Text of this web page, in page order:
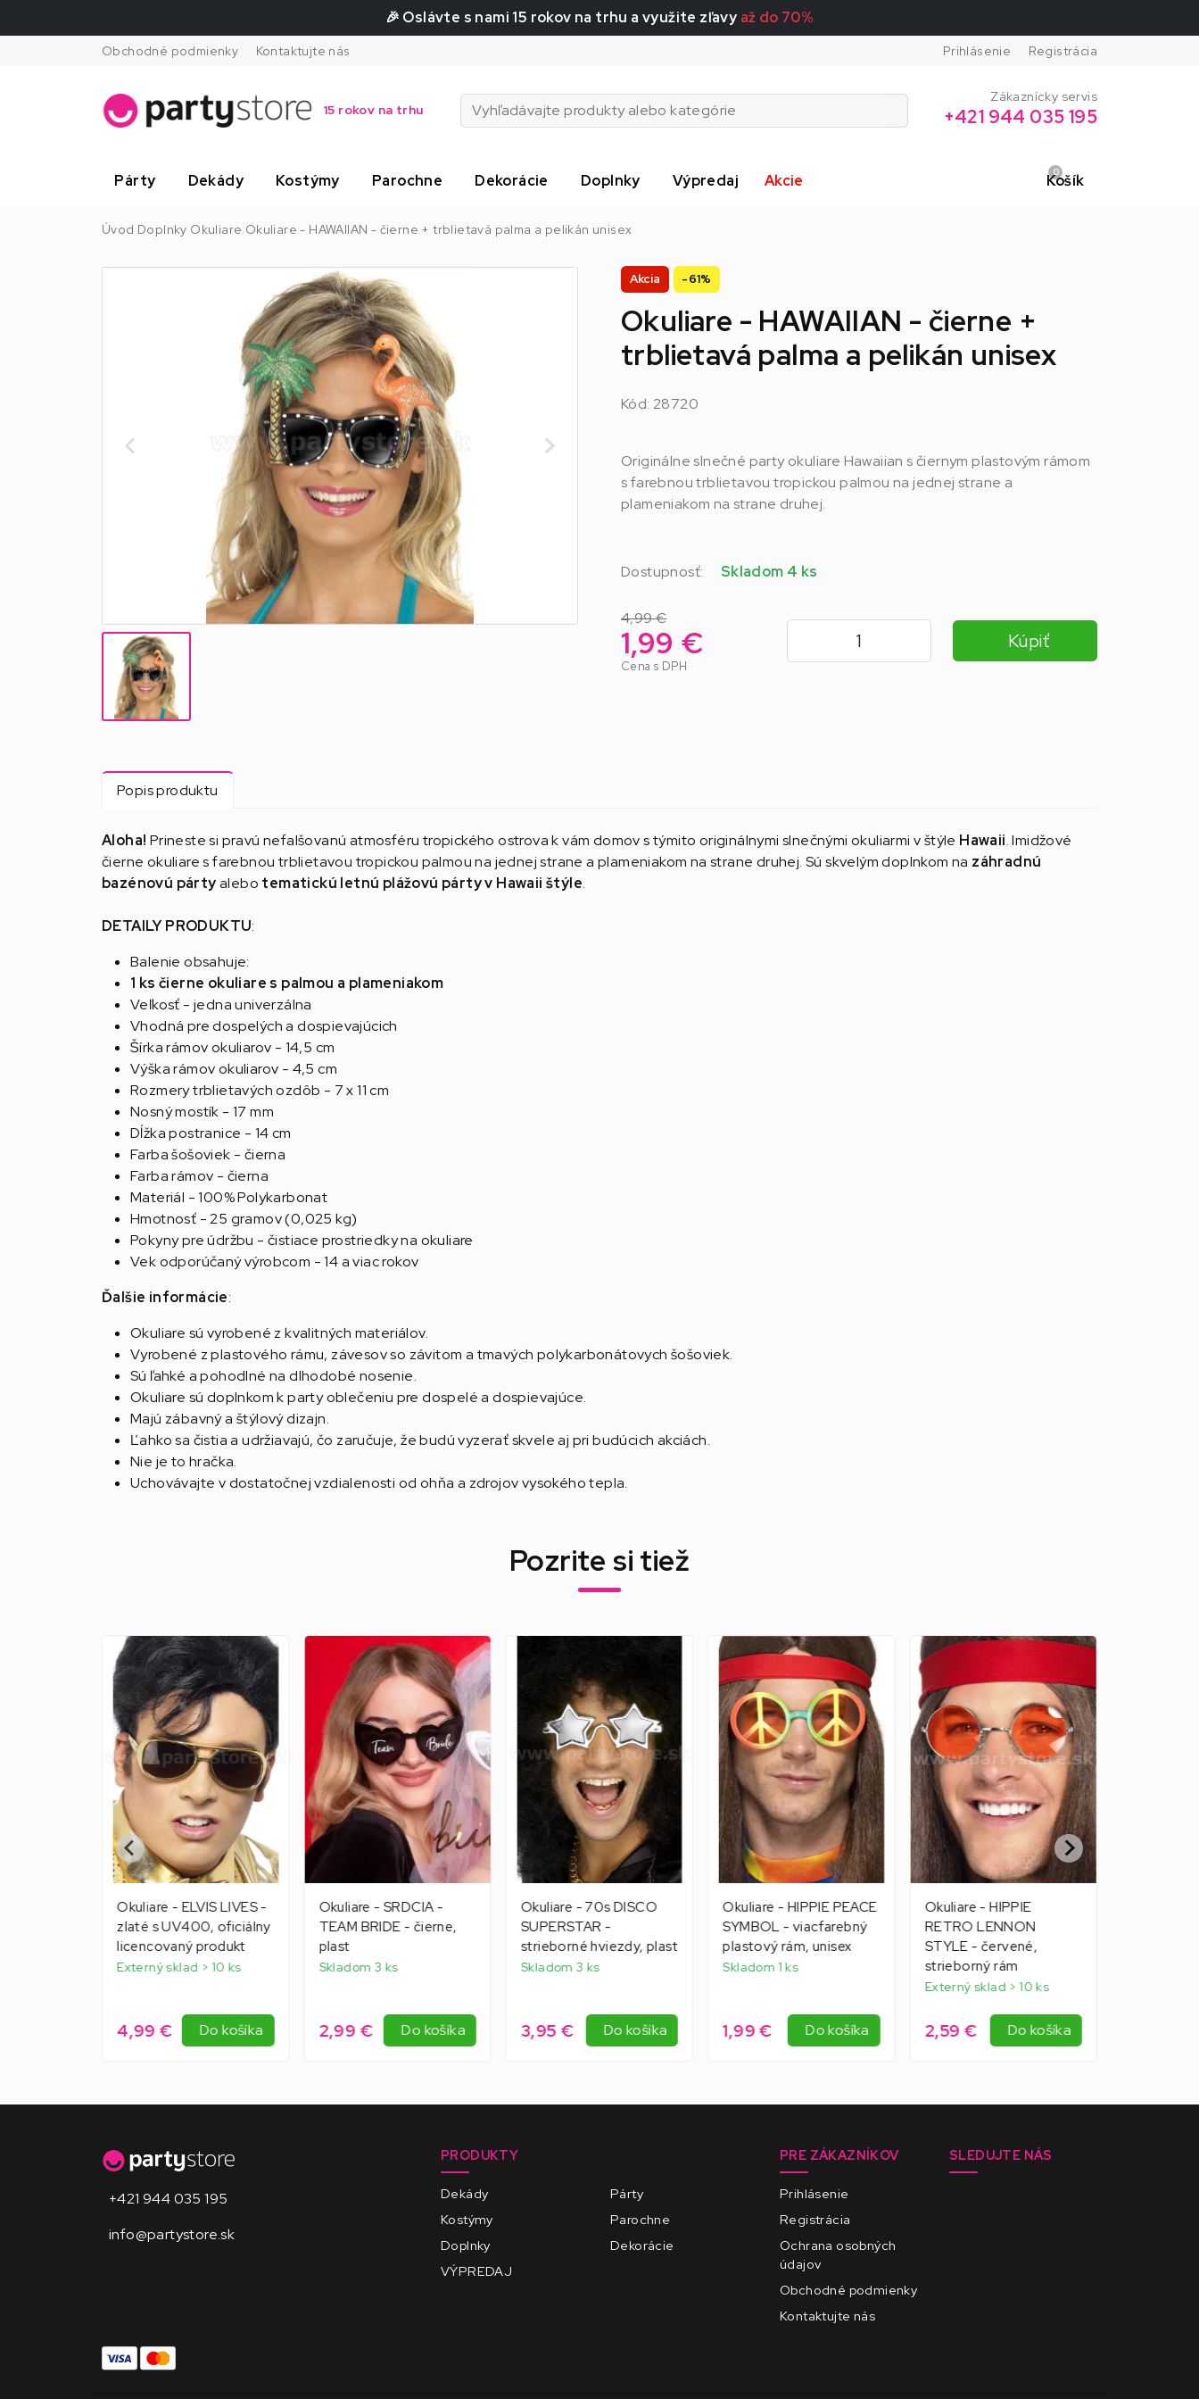
🎉 Oslávte s nami 15 rokov na trhu a využite zľavy až do 70%
Obchodné podmienky Kontaktujte nás Prihlásenie Registrácia
15 rokov na trhu
Zákaznícky servis
+421 944 035 195
Párty Dekády Kostýmy Parochne Dekorácie Doplnky Výpredaj Akcie 0
Košík
Úvod Doplnky Okuliare Okuliare - HAWAIIAN - čierne + trblietavá palma a pelikán unisex
Akcia -61%
Okuliare - HAWAIIAN - čierne +
trblietavá palma a pelikán unisex
Kód: 28720
Originálne slnečné party okuliare Hawaiian s čiernym plastovým rámom
s farebnou trblietavou tropickou palmou na jednej strane a
plameniakom na strane druhej.
Dostupnosť: Skladom 4 ks
4,99 €
1,99 €
Cena s DPH
Kúpiť
Popis produktu
Aloha! Prineste si pravú nefalšovanú atmosféru tropického ostrova k vám domov s týmito originálnymi slnečnými okuliarmi v štýle Hawaii. Imidžové
čierne okuliare s farebnou trblietavou tropickou palmou na jednej strane a plameniakom na strane druhej. Sú skvelým doplnkom na záhradnú
bazénovú pártyalebo tematickú letnú plážovú párty v Hawaii štýle.
DETAILY PRODUKTU:
Balenie obsahuje:
1 ks čierne okuliare s palmou a plameniakom
Veľkosť - jedna univerzálna
Vhodná pre dospelých a dospievajúcich
Šírka rámov okuliarov - 14,5 cm
Výška rámov okuliarov - 4,5 cm
Rozmery trblietavých ozdôb - 7 x 11 cm
Nosný mostík - 17 mm
Dĺžka postranice - 14 cm
Farba šošoviek - čierna
Farba rámov - čierna
Materiál - 100% Polykarbonat
Hmotnosť - 25 gramov (0,025 kg)
Pokyny pre údržbu - čistiace prostriedky na okuliare
Vek odporúčaný výrobcom - 14 a viac rokov
Ďalšie informácie:
Okuliare sú vyrobené z kvalitných materiálov.
Vyrobené z plastového rámu, závesov so závitom a tmavých polykarbonátovych šošoviek.
Sú ľahké a pohodlné na dlhodobé nosenie.
Okuliare sú doplnkom k party oblečeniu pre dospelé a dospievajúce.
Majú zábavný a štýlový dizajn.
Ľahko sa čistia a udržiavajú, čo zaručuje, že budú vyzerať skvele aj pri budúcich akciách.
Nie je to hračka.
Uchovávajte v dostatočnej vzdialenosti od ohňa a zdrojov vysokého tepla.
Pozrite si tiež
Okuliare - ELVIS LIVES -
zlaté s UV400, oficiálny
licencovaný produkt
Externý sklad > 10 ks
4,99 € Do košíka
Okuliare - SRDCIA -
TEAM BRIDE - čierne,
plast
Skladom 3 ks
2,99 € Do košíka
Okuliare - 70s DISCO
SUPERSTAR -
strieborné hviezdy, plast
Skladom 3 ks
3,95 € Do košíka
Okuliare - HIPPIE PEACE
SYMBOL - viacfarebný
plastový rám, unisex
Skladom 1 ks
1,99 € Do košíka
Okuliare - HIPPIE
RETRO LENNON
STYLE - červené,
strieborný rám
Externý sklad > 10 ks
2,59 € Do košíka
+421 944 035 195
info@partystore.sk
PRODUKTY
Dekády
Párty
Kostýmy
Parochne
Doplnky
Dekorácie
VÝPREDAJ
PRE ZÁKAZNÍKOV
Prihlásenie
Registrácia
Ochrana osobných
údajov
Obchodné podmienky
Kontaktujte nás
SLEDUJTE NÁS